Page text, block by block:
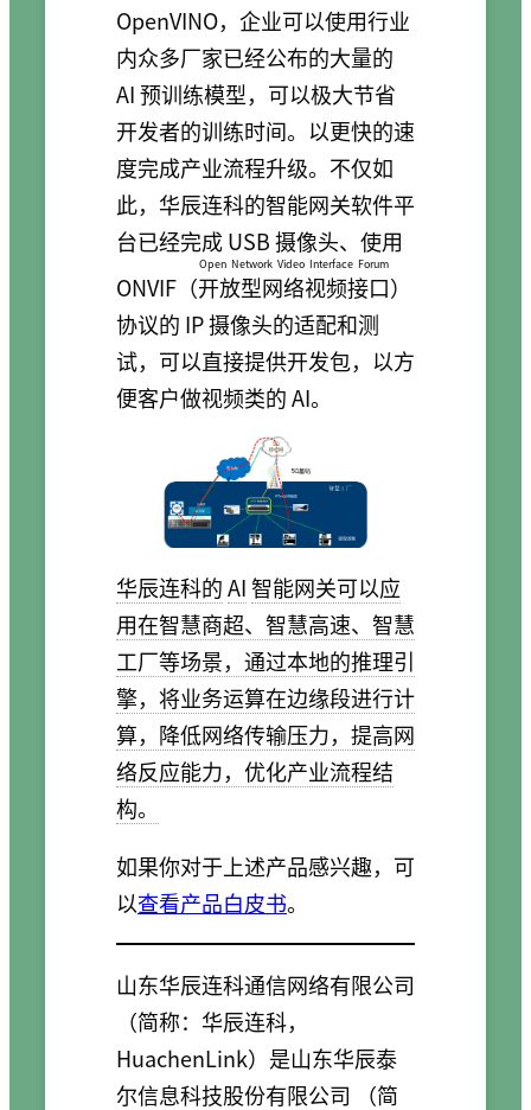
OpenVINO，企业可以使用行业
内众多厂家已经公布的大量的
AI 预训练模型，可以极大节省
开发者的训练时间。以更快的速
度完成产业流程升级。不仅如
此，华辰连科的智能网关软件平
台已经完成 USB 摄像头、使用
ONVIF（开放型网络视频接口
Open Network Video Interface Forum
）
协议的 IP 摄像头的适配和测
试，可以直接提供开发包，以方
便客户做视频类的 AI。
华辰连科的AI智能网关可以应
用在智慧商超、智慧高速、智慧
工厂等场景，通过本地的推理引
擎，将业务运算在边缘段进行计
算，降低网络传输压力，提高网
络反应能力，优化产业流程结
构。
如果你对于上述产品感兴趣，可
以查看产品白皮书。
山东华辰连科通信网络有限公司
（简称：华辰连科，
HuachenLink）是山东华辰泰
尔信息科技股份有限公司 （简